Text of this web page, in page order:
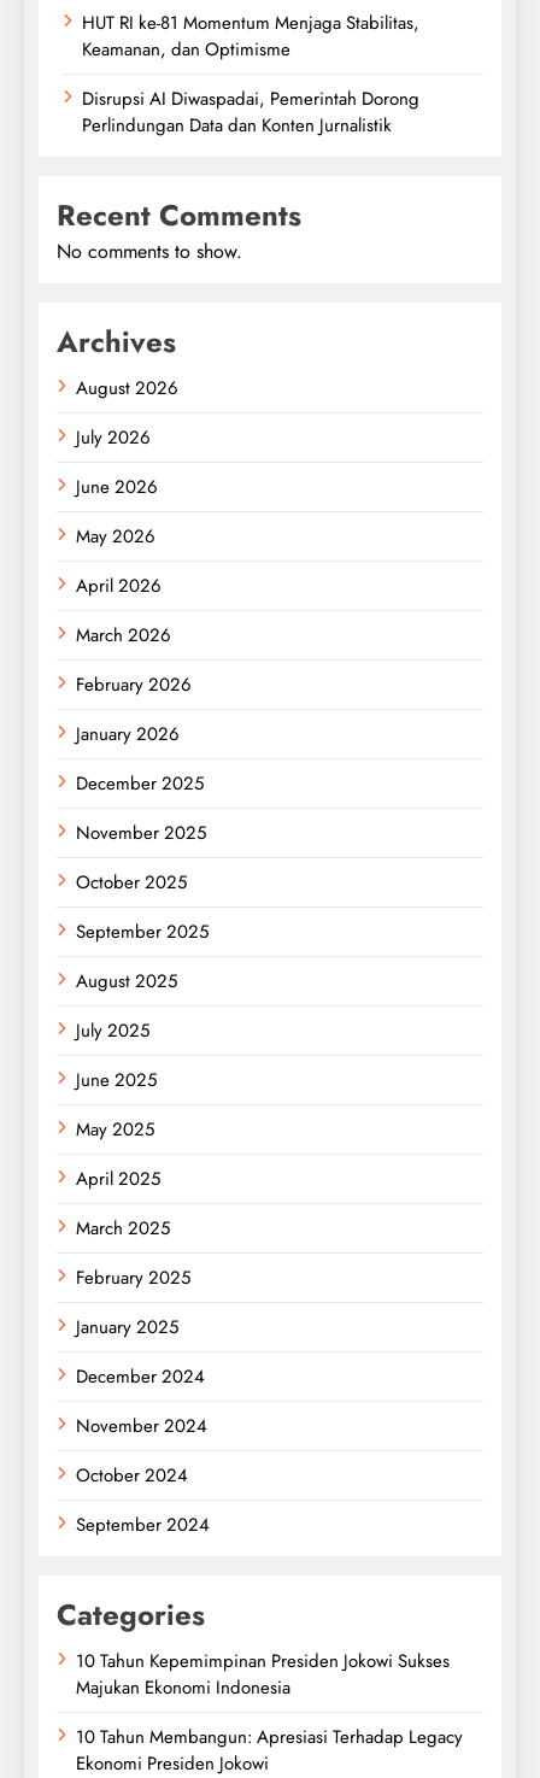
HUT RI ke-81 Momentum Menjaga Stabilitas,
Keamanan, dan Optimisme
Disrupsi AI Diwaspadai, Pemerintah Dorong
Perlindungan Data dan Konten Jurnalistik
Recent Comments
No comments to show.
Archives
August 2026
July 2026
June 2026
May 2026
April 2026
March 2026
February 2026
January 2026
December 2025
November 2025
October 2025
September 2025
August 2025
July 2025
June 2025
May 2025
April 2025
March 2025
February 2025
January 2025
December 2024
November 2024
October 2024
September 2024
Categories
10 Tahun Kepemimpinan Presiden Jokowi Sukses
Majukan Ekonomi Indonesia
10 Tahun Membangun: Apresiasi Terhadap Legacy
Ekonomi Presiden Jokowi